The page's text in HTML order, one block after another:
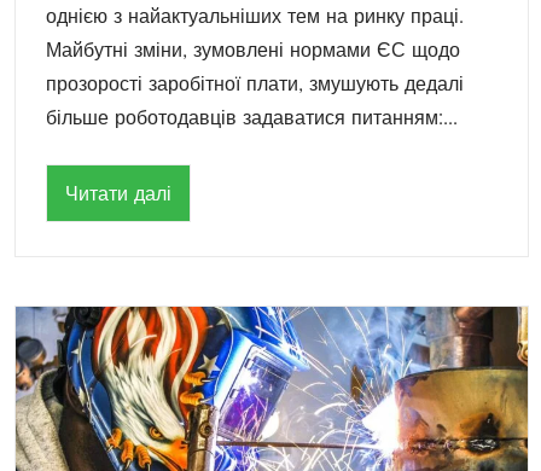
однією з найактуальніших тем на ринку праці.
Майбутні зміни, зумовлені нормами ЄС щодо
прозорості заробітної плати, змушують дедалі
більше роботодавців задаватися питанням:...
Читати далі